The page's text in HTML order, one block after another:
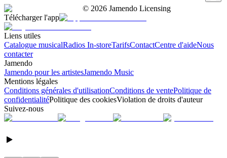
© 2026 Jamendo Licensing
Télécharger l'app
Liens utiles
Catalogue musicalRadios In-storeTarifsContactCentre d'aideNous
contacter
Jamendo
Jamendo pour les artistesJamendo Music
Mentions légales
Conditions générales d'utilisationConditions de ventePolitique de
confidentialitéPolitique des cookiesViolation de droits d'auteur
Suivez-nous